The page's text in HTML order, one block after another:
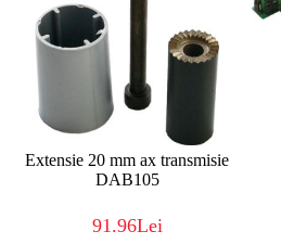
Extensie 20 mm ax transmisie
DAB105
91.96Lei